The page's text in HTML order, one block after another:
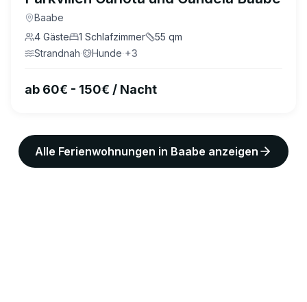
Baabe
4 Gäste 1 Schlafzimmer 55 qm
Strandnah· Hunde·+3
ab 60€ - 150€ / Nacht
Alle Ferienwohnungen in Baabe anzeigen